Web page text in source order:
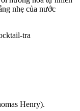
nhẹ của nước
Henry).